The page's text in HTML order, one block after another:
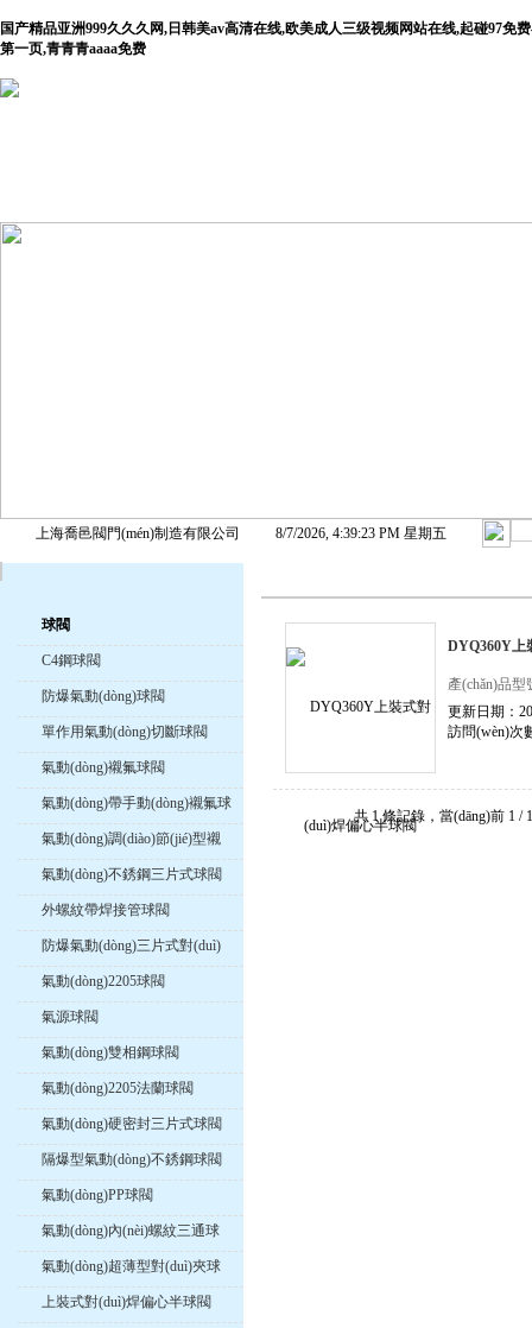
国产精品亚洲999久久久网,日韩美av高清在线,欧美成人三级视频网站在线,起碰97
第一页,青青青aaaa免费
上海喬邑閥門(mén)制造有限公司 8/7/2026, 4:39:24 PM 星期五
球閥
C4鋼球閥
防爆氣動(dòng)球閥
單作用氣動(dòng)切斷球閥
氣動(dòng)襯氟球閥
氣動(dòng)帶手動(dòng)襯氟球
閥
氣動(dòng)調(diào)節(jié)型襯
氟球閥
氣動(dòng)不銹鋼三片式球閥
外螺紋帶焊接管球閥
防爆氣動(dòng)三片式對(duì)
焊球閥
氣動(dòng)2205球閥
氣源球閥
氣動(dòng)雙相鋼球閥
氣動(dòng)2205法蘭球閥
氣動(dòng)硬密封三片式球閥
隔爆型氣動(dòng)不銹鋼球閥
氣動(dòng)PP球閥
氣動(dòng)內(nèi)螺紋三通球
閥
氣動(dòng)超薄型對(duì)夾球
閥
上裝式對(duì)焊偏心半球閥
DYQ360Y上
產(chǎn)品型
更新日期：
訪問(wèn)次
共 1 條記錄，當(dāng)前